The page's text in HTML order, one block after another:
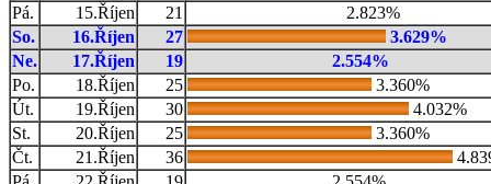
Pá.
15.Říjen 21
2.823%
So.
16.Říjen 27
3.629%
Ne.
17.Říjen 19
2.554%
Po.
18.Říjen 25
3.360%
Út.
19.Říjen 30
4.032%
St.
20.Říjen 25
3.360%
Čt.
21.Říjen 36